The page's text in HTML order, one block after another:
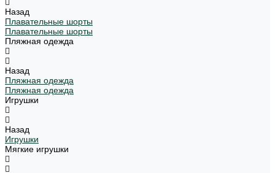
Назад
Плавательные шорты
Плавательные шорты
Пляжная одежда
Назад
Пляжная одежда
Пляжная одежда
Игрушки
Назад
Игрушки
Мягкие игрушки